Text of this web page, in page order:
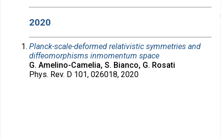
2020
Planck-scale-deformed relativistic symmetries and
diffeomorphisms inmomentum space
G. Amelino-Camelia, S. Bianco, G. Rosati
Phys. Rev. D 101, 026018, 2020